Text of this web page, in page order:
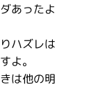
あったよ
ハズレは
よ。
は他の明